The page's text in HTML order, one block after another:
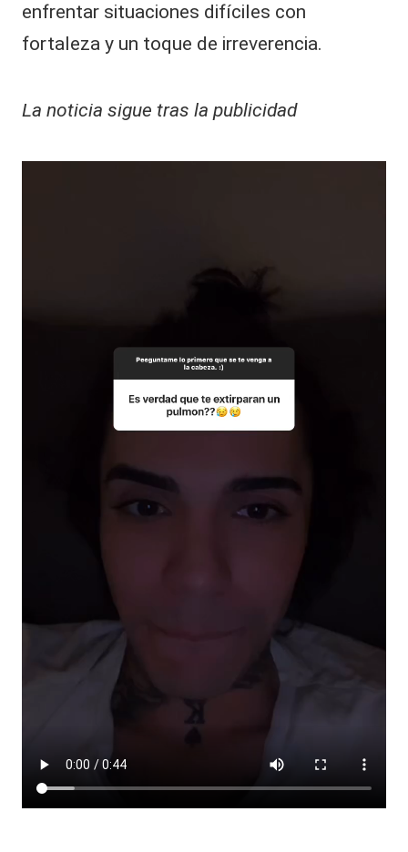
enfrentar situaciones difíciles con
fortaleza y un toque de irreverencia.
La noticia sigue tras la publicidad